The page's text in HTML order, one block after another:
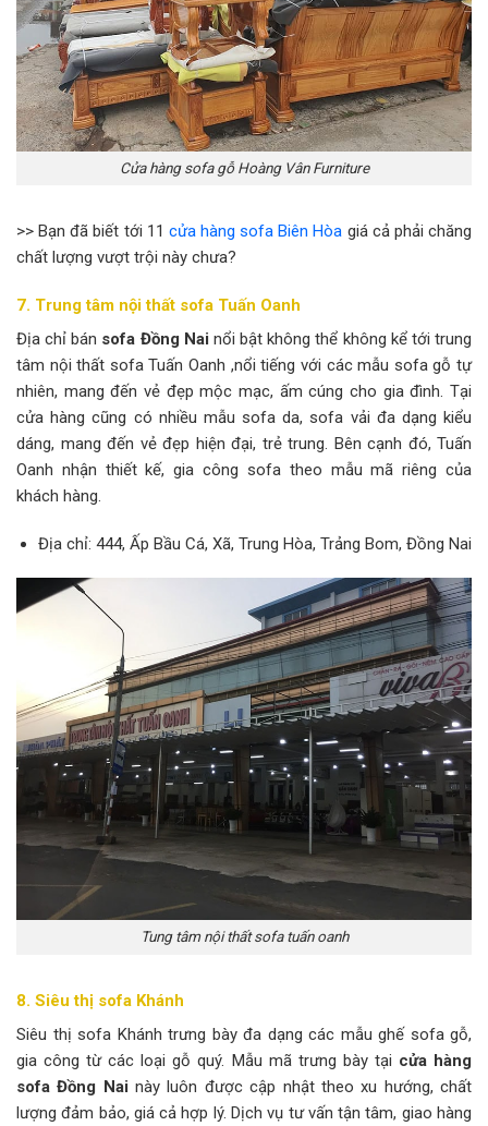
Cửa hàng sofa gỗ Hoàng Vân Furniture
>> Bạn đã biết tới 11 cửa hàng sofa Biên Hòa giá cả phải chăng
chất lượng vượt trội này chưa?
7. Trung tâm nội thất sofa Tuấn Oanh
Địa chỉ bán sofa Đồng Nai nổi bật không thể không kể tới trung
tâm nội thất sofa Tuấn Oanh ,nổi tiếng với các mẫu sofa gỗ tự
nhiên, mang đến vẻ đẹp mộc mạc, ấm cúng cho gia đình. Tại
cửa hàng cũng có nhiều mẫu sofa da, sofa vải đa dạng kiểu
dáng, mang đến vẻ đẹp hiện đại, trẻ trung. Bên cạnh đó, Tuấn
Oanh nhận thiết kế, gia công sofa theo mẫu mã riêng của
khách hàng.
Địa chỉ: 444, Ấp Bầu Cá, Xã, Trung Hòa, Trảng Bom, Đồng Nai
Tung tâm nội thất sofa tuấn oanh
8. Siêu thị sofa Khánh
Siêu thị sofa Khánh trưng bày đa dạng các mẫu ghế sofa gỗ,
gia công từ các loại gỗ quý. Mẫu mã trưng bày tại cửa hàng
sofa Đồng Nai này luôn được cập nhật theo xu hướng, chất
lượng đảm bảo, giá cả hợp lý. Dịch vụ tư vấn tận tâm, giao hàng